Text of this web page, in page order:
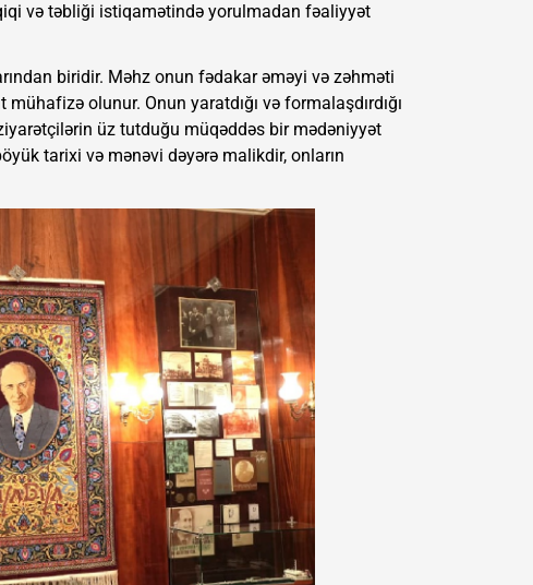
və təbliği istiqamətində yorulmadan fəaliyyət
biridir. Məhz onun fədakar əməyi və zəhməti
olunur. Onun yaratdığı və formalaşdırdığı
üz tutduğu müqəddəs bir mədəniyyət
tarixi və mənəvi dəyərə malikdir, onların